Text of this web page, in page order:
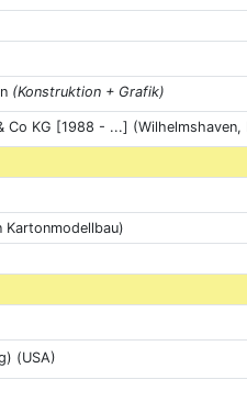
(Konstruktion + Grafik)
Co KG [1988 - ...] (Wilhelmshaven,
(USA)